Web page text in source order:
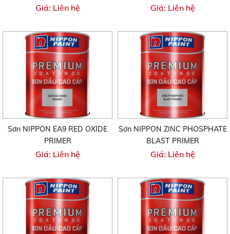
Giá: Liên hệ Giá: Liên hệ
Sơn NIPPON EA9 RED OXIDE
PRIMER
Giá: Liên hệ
Sơn NIPPON ZINC PHOSPHATE
BLAST PRIMER
Giá: Liên hệ